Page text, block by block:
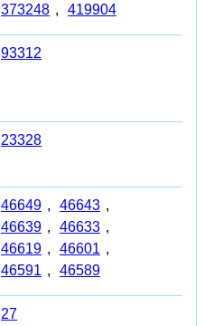
373248 , 419904
93312
23328
46649 , 46643 ,
46639 , 46633 ,
46619 , 46601 ,
46591 , 46589
27